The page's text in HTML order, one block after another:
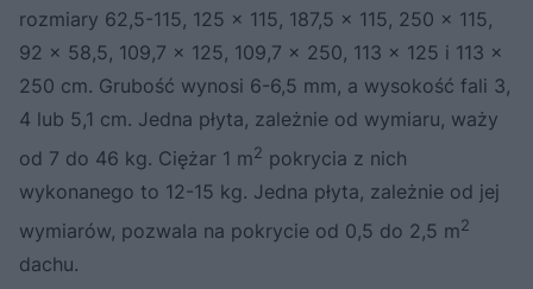
rozmiary 62,5-115, 125 x 115, 187,5 x 115, 250 x 115,
92 x 58,5, 109,7 x 125, 109,7 x 250, 113 x 125 i 113 x
250 cm. Grubość wynosi 6-6,5 mm, a wysokość fali 3,
4 lub 5,1 cm. Jedna płyta, zależnie od wymiaru, waży
od 7 do 46 kg. Ciężar 1 m2 pokrycia z nich
wykonanego to 12-15 kg. Jedna płyta, zależnie od jej
wymiarów, pozwala na pokrycie od 0,5 do 2,5 m2
dachu.